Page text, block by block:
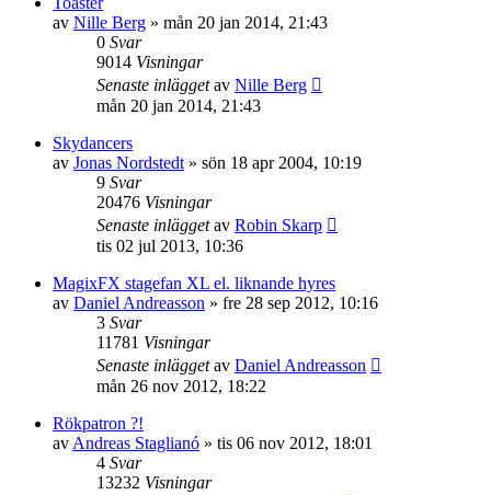
av Nille Berg » mån 20 jan 2014, 21:43
0 Svar
9014 Visningar
Senaste inläggetav Nille Berg
mån 20 jan 2014, 21:43
Skydancers
av Jonas Nordstedt » sön 18 apr 2004, 10:19
9 Svar
20476 Visningar
Senaste inläggetav Robin Skarp
tis 02 jul 2013, 10:36
MagixFX stagefan XL el. liknande hyres
av Daniel Andreasson » fre 28 sep 2012, 10:16
3 Svar
11781 Visningar
Senaste inläggetav Daniel Andreasson
mån 26 nov 2012, 18:22
Rökpatron ?!
av Andreas Staglianó » tis 06 nov 2012, 18:01
4 Svar
13232 Visningar